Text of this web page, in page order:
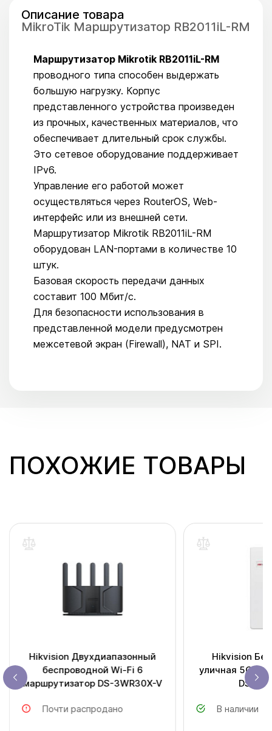
Описание товара
MikroTik Маршрутизатор RB2011iL-RM
Маршрутизатор Mikrotik RB2011iL-RM
проводного типа способен выдержать
большую нагрузку. Корпус
представленного устройства произведен
из прочных, качественных материалов, что
обеспечивает длительный срок службы.
Это сетевое оборудование поддерживает
IPv6.
Управление его работой может
осуществляться через RouterOS, Web-
интерфейс или из внешней сети.
Маршрутизатор Mikrotik RB2011iL-RM
оборудован LAN-портами в количестве 10
штук.
Базовая скорость передачи данных
составит 100 Мбит/с.
Для безопасности использования в
представленной модели предусмотрен
межсетевой экран (Firewall), NAT и SPI.
ПОХОЖИЕ ТОВАРЫ
Hikvision Двухдиапазонный
беспроводной Wi-Fi 6
маршрутизатор DS-3WR30X-V
Почти распродано
Hikvision
уличная 5Ghz
DS-
В наличии